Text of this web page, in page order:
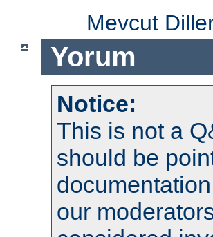
Mevcut
Yorum
Notice:
This is not a
should be
our